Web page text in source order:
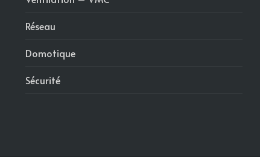
Réseau
Domotique
Sécurité